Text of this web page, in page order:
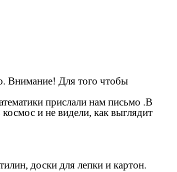
Внимание! Для того чтобы
прислали нам письмо .В
и не видели, как выглядит
доски для лепки и картон.